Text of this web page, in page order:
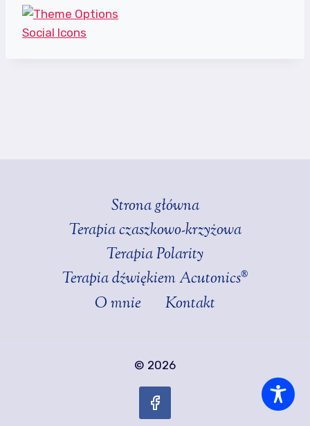
Strona główna
Terapia czaszkowo-krzyżowa
Terapia Polarity
Terapia dźwiękiem Acutonics®
O mnie
Kontakt
© 2026